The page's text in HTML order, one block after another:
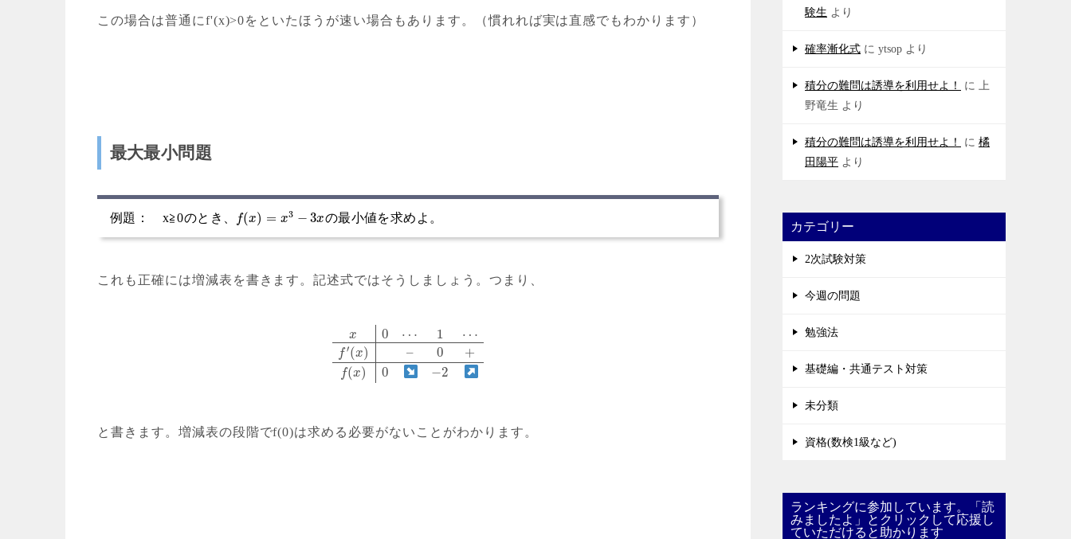
この場合は普通にf'(x)>0をといたほうが速い場合もあります。（慣れれば実は直感でもわかります）
最大最小問題
例題： x≧0のとき、 f(x) = x3 − 3xの最小値を求めよ。
これも正確には増減表を書きます。記述式ではそうしましょう。つまり、
x
f ′(x)
f(x)
0
0
⋯
–
1
0
−2
⋯
+
と書きます。増減表の段階でf(0)は求める必要がないことがわかります。
験生 より
確率漸化式 に ytsop より
積分の難問は誘導を利用せよ！ に 上
野竜生 より
積分の難問は誘導を利用せよ！ に 橘
田陽平 より
カテゴリー
2次試験対策
今週の問題
勉強法
基礎編・共通テスト対策
未分類
資格(数検1級など)
ランキングに参加しています。「読
みましたよ」とクリックして応援し
ていただけると助かります